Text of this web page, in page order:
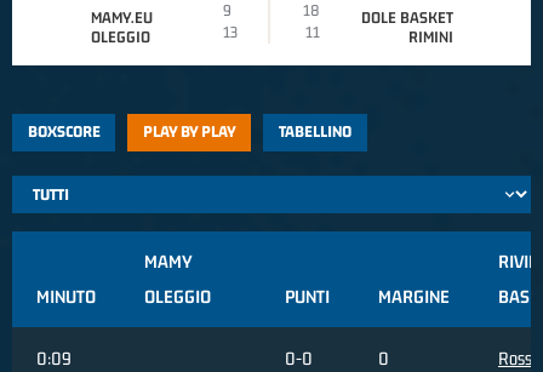
MAMY.EU
OLEGGIO
9
18
13
11
DOLE BASKET
RIMINI
BOXSCORE PLAY BY PLAY TABELLINO
MINUTO
MAMY
OLEGGIO
PUNTI MARGINE
0:09 0-0 0
Rossi